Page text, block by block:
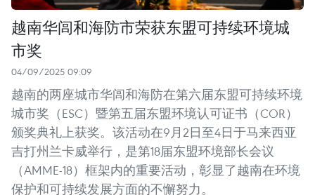
越南华闾和海防市荣获东盟可持续环境城
市奖
04/09/2025 09:09
越南的两座城市华闾和海防在第六届东盟可持续环境
城市奖（ESC）暨第五届东盟环境认可证书（COR）
颁奖典礼上获奖。该活动在9月2日至4日于马来西亚
吉打州兰卡威举行，是第18届东盟环境部长会议
（AMME-18）框架内的重要活动，彰显了越南在环境
保护和可持续发展方面的不懈努力。